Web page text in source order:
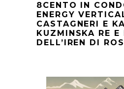
8CENTO IN
ENERGY
CASTAGNERI E
KUZMINSKA RE E
DELL’IREN DI